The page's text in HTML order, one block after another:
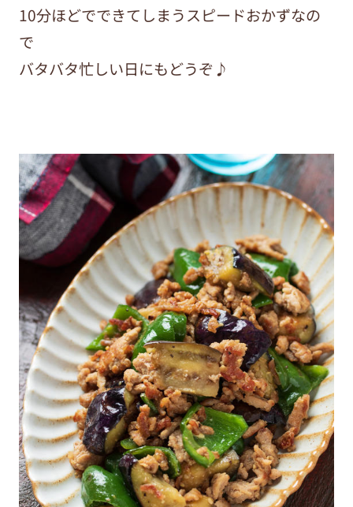
10分ほどでできてしまうスピードおかずなの
で
バタバタ忙しい日にもどうぞ♪